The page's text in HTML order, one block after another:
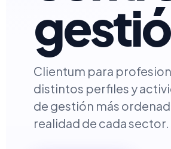
Clientum para
distintos perfiles y
de gestión más
realidad de cada sector.